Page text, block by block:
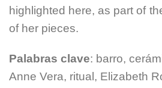
highlighted here, as part of
of her pieces.
Palabras clave: barro,
Anne Vera, ritual, Elizabeth